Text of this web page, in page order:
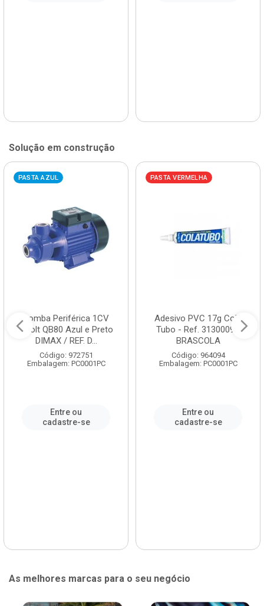
Solução em construção
PASTA AZUL
Bomba Periférica 1CV
Bivolt QB80 Azul e Preto
DIMAX / REF. D...
Código: 972751
Embalagem: PC0001PC
Entre ou
cadastre-se
PASTA VERMELHA
Adesivo PVC 17g Cola
Tubo - Ref. 3130009 -
BRASCOLA
Código: 964094
Embalagem: PC0001PC
Entre ou
cadastre-se
As melhores marcas para o seu negócio